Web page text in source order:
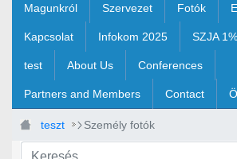
Magunkról Szervezet Fotók
Kapcsolat Infokom 2025 SZJA 1%
test About Us Conferences
Partners and Members Contact
teszt Személy fotók